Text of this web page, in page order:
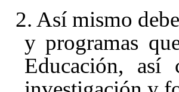
2. Así mismo
y programas
Educación,